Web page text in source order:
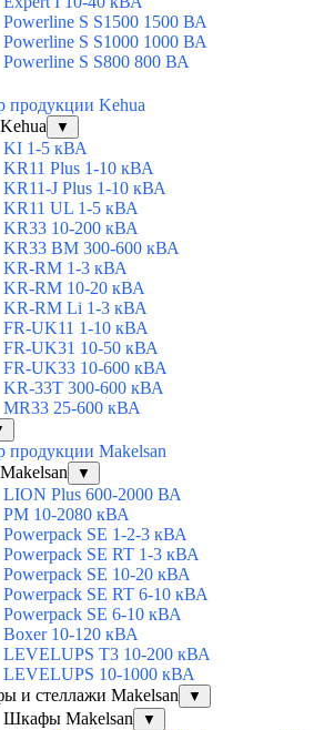
Powerline S S1500 1500 ВА
Powerline S S1000 1000 ВА
Powerline S S800 800 ВА
продукции Kehua
▼
KI 1-5 кВА
KR11 Plus 1-10 кВА
KR11-J Plus 1-10 кВА
KR11 UL 1-5 кВА
KR33 10-200 кВА
KR33 BM 300-600 кВА
KR-RM 1-3 кВА
KR-RM 10-20 кВА
KR-RM Li 1-3 кВА
FR-UK11 1-10 кВА
FR-UK31 10-50 кВА
FR-UK33 10-600 кВА
KR-33T 300-600 кВА
MR33 25-600 кВА
продукции Makelsan
▼
LION Plus 600-2000 ВА
PM 10-2080 кВА
Powerpack SE 1-2-3 кВА
Powerpack SE RT 1-3 кВА
Powerpack SE 10-20 кВА
Powerpack SE RT 6-10 кВА
Powerpack SE 6-10 кВА
Boxer 10-120 кВА
LEVELUPS T3 10-200 кВА
LEVELUPS 10-1000 кВА
и стеллажи Makelsan
▼
Шкафы Makelsan ▼